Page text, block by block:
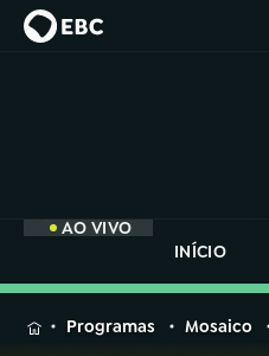
AO VIVO
INÍCIO
MENUProgramas Mosaico